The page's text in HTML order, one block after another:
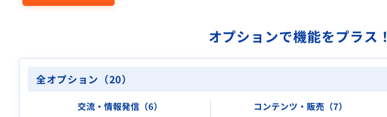
オプションで機能をプラス！
全オプション（20）
交流・情報発信（6） コンテンツ・販売（7）